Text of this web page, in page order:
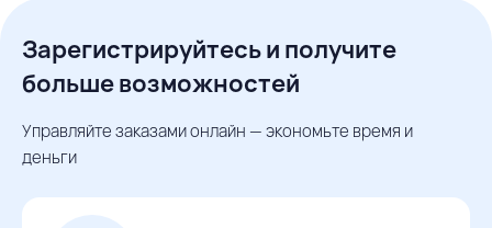
Зарегистрируйтесь и получите
больше возможностей
Управляйте заказами онлайн — экономьте время и
деньги